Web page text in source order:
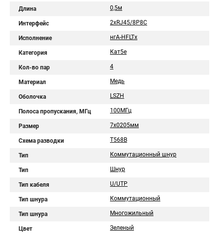
Длина 0,5м
Интерфейс 2хRJ45/8P8C
Исполнение нгА-HFLTx
Категория Кат5е
Кол-во пар 4
Материал Медь
Оболочка LSZH
Полоса пропускания, МГц 100МГц
Размер 7х0205мм
Схема разводки T568B
Тип Коммутационный шнур
Тип Шнур
Тип кабеля U/UTP
Тип шнура Коммутационный
Тип шнура Многожильный
Цвет Зеленый